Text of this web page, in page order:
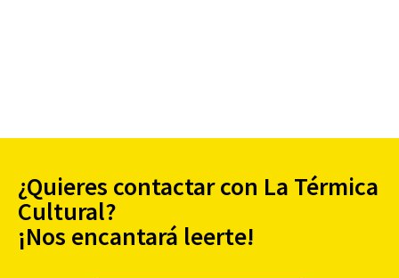
¿Quieres contactar con La Térmica
Cultural?
¡Nos encantará leerte!